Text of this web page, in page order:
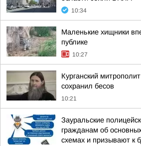
10:34
Маленькие хищники
публике
10:27
Курганский
сохранил бесов
10:21
Зауральские
гражданам об
схемах и призывают к